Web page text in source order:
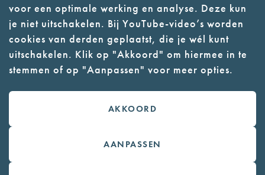
voor een optimale werking en analyse. Deze kun
je niet uitschakelen. Bij YouTube-video’s worden
cookies van derden geplaatst, die je wél kunt
uitschakelen. Klik op "Akkoord" om hiermee in te
stemmen of op "Aanpassen" voor meer opties.
AKKOORD
AANPASSEN
- Parkeer in de vakken of in de
parkeergarage (begane grond)
- Alleen geleidehonden
toegestaan